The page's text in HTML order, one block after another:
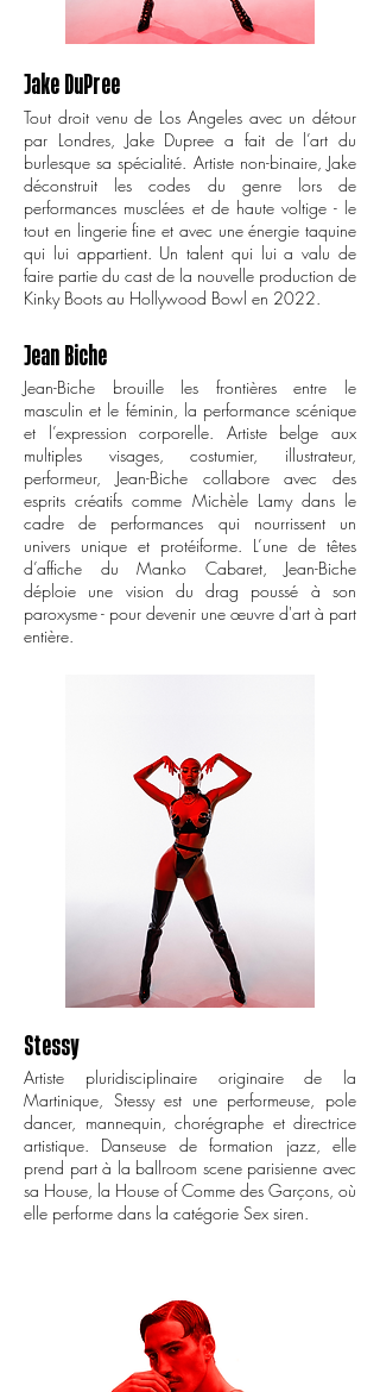
JakeDuPree
Tout droit venu de Los Angeles avec un détour
par Londres, Jake Dupree a fait de l’art du
burlesque sa spécialité. Artiste non-binaire, Jake
déconstruit les codes du genre lors de
performances musclées et de haute voltige - le
tout en lingerie fine et avec une énergie taquine
qui lui appartient. Un talent qui lui a valu de
faire partie du cast de la nouvelle production de
Kinky Boots au Hollywood Bowl en 2022.
Jean Biche
Jean-Biche brouille les frontières entre le
masculin et le féminin, la performance scénique
et l’expression corporelle. Artiste belge aux
multiples visages, costumier, illustrateur,
performeur, Jean-Biche collabore avec des
esprits créatifs comme Michèle Lamy dans le
cadre de performances qui nourrissent un
univers unique et protéiforme. L’une de têtes
d’affiche du Manko Cabaret, Jean-Biche
déploie une vision du drag poussé à son
paroxysme - pour devenir une œuvre d'art à part
entière.
Stessy
Artiste pluridisciplinaire originaire de la
Martinique, Stessy est une performeuse, pole
dancer, mannequin, chorégraphe et directrice
artistique. Danseuse de formation jazz, elle
prend part à la ballroom scene parisienne avec
sa House, la House of Comme des Garçons, où
elle performe dans la catégorie Sex siren.